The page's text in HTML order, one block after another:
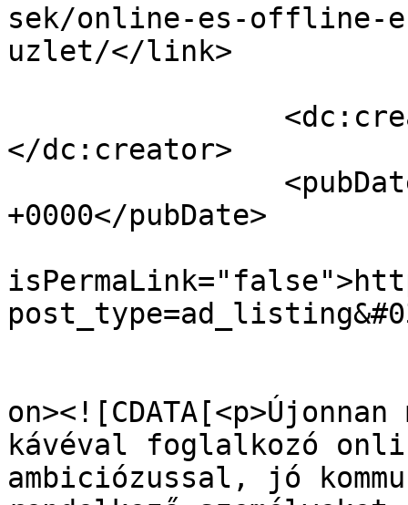
sek/online-es-offline-
uzlet/</link>
</dc:creator>
+0000</pubDate>
kávéval foglalkozó
ambiciózussal, jó